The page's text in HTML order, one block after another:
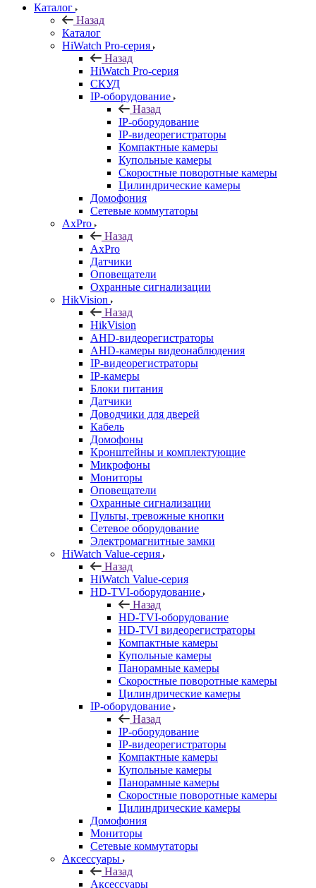
Каталог
Назад
Каталог
HiWatch Pro-серия
Назад
HiWatch Pro-серия
CКУД
IP-оборудование
Назад
IP-оборудование
IP-видеорегистраторы
Компактные камеры
Купольные камеры
Скоростные поворотные камеры
Цилиндрические камеры
Домофония
Сетевые коммутаторы
AxPro
Назад
AxPro
Датчики
Оповещатели
Охранные сигнализации
HikVision
Назад
HikVision
AHD-видеорегистраторы
AHD-камеры видеонаблюдения
IP-видеорегистраторы
IP-камеры
Блоки питания
Датчики
Доводчики для дверей
Кабель
Домофоны
Кронштейны и комплектующие
Микрофоны
Мониторы
Оповещатели
Охранные сигнализации
Пульты, тревожные кнопки
Сетевое оборудование
Электромагнитные замки
HiWatch Value-серия
Назад
HiWatch Value-серия
HD-TVI-оборудование
Назад
HD-TVI-оборудование
HD-TVI видеорегистраторы
Компактные камеры
Купольные камеры
Панорамные камеры
Скоростные поворотные камеры
Цилиндрические камеры
IP-оборудование
Назад
IP-оборудование
IP-видеорегистраторы
Компактные камеры
Купольные камеры
Панорамные камеры
Скоростные поворотные камеры
Цилиндрические камеры
Домофония
Мониторы
Сетевые коммутаторы
Аксессуары
Назад
Аксессуары